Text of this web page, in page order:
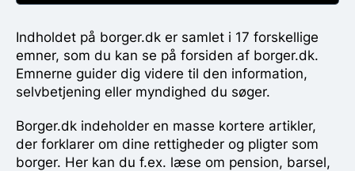
Indholdet på borger.dk er samlet i 17 forskellige
emner, som du kan se på forsiden af borger.dk.
Emnerne guider dig videre til den information,
selvbetjening eller myndighed du søger.
Borger.dk indeholder en masse kortere artikler,
der forklarer om dine rettigheder og pligter som
borger. Her kan du f.ex. læse om pension, barsel,